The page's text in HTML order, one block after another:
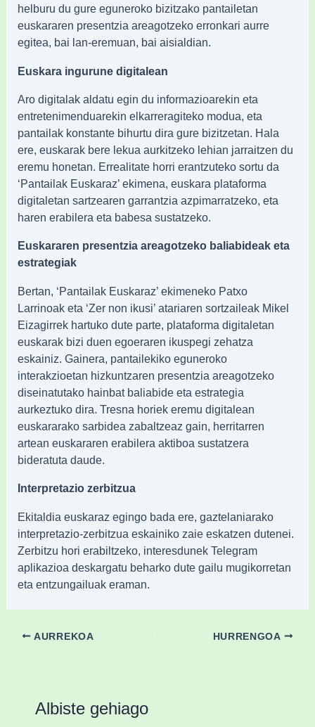
helburu du gure eguneroko bizitzako pantailetan
euskararen presentzia areagotzeko erronkari aurre
egitea, bai lan-eremuan, bai aisialdian.
Euskara ingurune digitalean
Aro digitalak aldatu egin du informazioarekin eta
entretenimenduarekin elkarreragiteko modua, eta
pantailak konstante bihurtu dira gure bizitzetan. Hala
ere, euskarak bere lekua aurkitzeko lehian jarraitzen du
eremu honetan. Errealitate horri erantzuteko sortu da
‘Pantailak Euskaraz’ ekimena, euskara plataforma
digitaletan sartzearen garrantzia azpimarratzeko, eta
haren erabilera eta babesa sustatzeko.
Euskararen presentzia areagotzeko baliabideak eta
estrategiak
Bertan, ‘Pantailak Euskaraz’ ekimeneko Patxo
Larrinoak eta ‘Zer non ikusi’ atariaren sortzaileak Mikel
Eizagirrek hartuko dute parte, plataforma digitaletan
euskarak bizi duen egoeraren ikuspegi zehatza
eskainiz. Gainera, pantailekiko eguneroko
interakzioetan hizkuntzaren presentzia areagotzeko
diseinatutako hainbat baliabide eta estrategia
aurkeztuko dira. Tresna horiek eremu digitalean
euskararako sarbidea zabaltzeaz gain, herritarren
artean euskararen erabilera aktiboa sustatzera
bideratuta daude.
Interpretazio zerbitzua
Ekitaldia euskaraz egingo bada ere, gaztelaniarako
interpretazio-zerbitzua eskainiko zaie eskatzen dutenei.
Zerbitzu hori erabiltzeko, interesdunek Telegram
aplikazioa deskargatu beharko dute gailu mugikorretan
eta entzungailuak eraman.
AURREKOA HURRENGOA
Albiste gehiago